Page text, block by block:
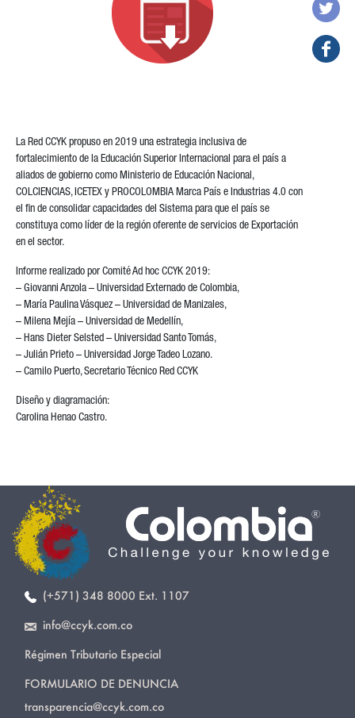
La Red CCYK propuso en 2019 una estrategia inclusiva de
fortalecimiento de la Educación Superior Internacional para el país a
aliados de gobierno como Ministerio de Educación Nacional,
COLCIENCIAS, ICETEX y PROCOLOMBIA Marca País e Industrias 4.0 con
el fin de consolidar capacidades del Sistema para que el país se
constituya como líder de la región oferente de servicios de Exportación
en el sector.
Informe realizado por Comité Ad hoc CCYK 2019:
– Giovanni Anzola – Universidad Externado de Colombia,
– María Paulina Vásquez – Universidad de Manizales,
– Milena Mejía – Universidad de Medellín,
– Hans Dieter Selsted – Universidad Santo Tomás,
– Julián Prieto – Universidad Jorge Tadeo Lozano.
– Camilo Puerto, Secretario Técnico Red CCYK
Diseño y diagramación:
Carolina Henao Castro.
(+571) 348 8000 Ext. 1107
info@ccyk.com.co
Régimen Tributario Especial
FORMULARIO DE DENUNCIA
transparencia@ccyk.com.co